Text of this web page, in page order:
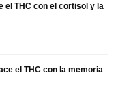
el THC con el cortisol y la
el THC con la memoria